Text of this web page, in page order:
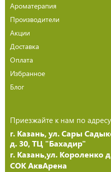
Ароматерапия
Производители
Акции
Доставка
Оплата
Избранное
Блог
Приезжайте к нам по
г. Казань, ул. Сары
д. 30, ТЦ "Бахадир"
г. Казань,ул. Короленко
СОК АквАрена